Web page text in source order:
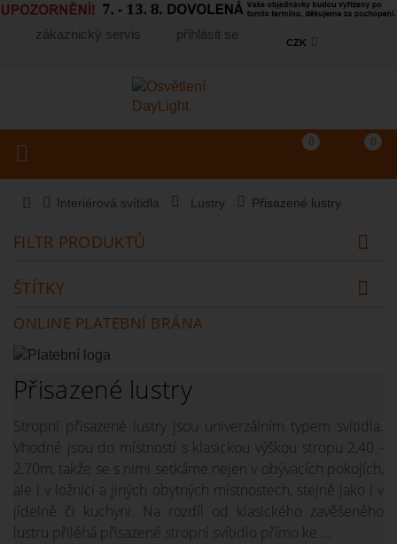
zákaznický servis přihlásit se
CZK
Košík 0
(prázdný)
0
Porovnání produktů
Toggle navigation
Interiérová svítidla Lustry Přisazené lustry
FILTR PRODUKTŮ
ŠTÍTKY
ONLINE PLATEBNÍ BRÁNA
Přisazené lustry
Stropní přisazené lustry jsou univerzálním typem svítidla.
Vhodné jsou do místností s klasickou výškou stropu 2,40 -
2,70m, takže se s nimi setkáme nejen v obývacích pokojích,
ale i v ložnici a jiných obytných místnostech, stejně jako i v
jídelně či kuchyni. Na rozdíl od klasického zavěšeného
lustru přiléhá přisazené stropní svítidlo přímo ke ...